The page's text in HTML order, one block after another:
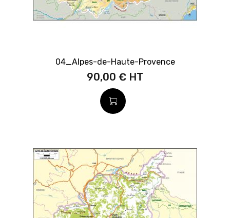
04_Alpes-de-Haute-Provence
90,00 €